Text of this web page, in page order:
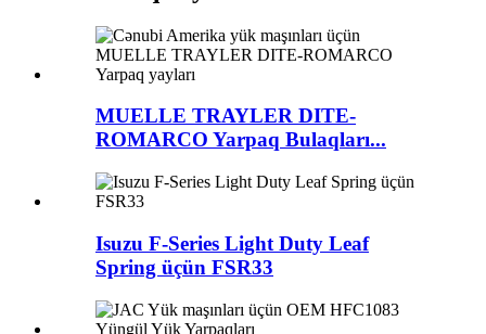
MUELLE TRAYLER DITE-
ROMARCO Yarpaq Bulaqları...
Isuzu F-Series Light Duty Leaf
Spring üçün FSR33